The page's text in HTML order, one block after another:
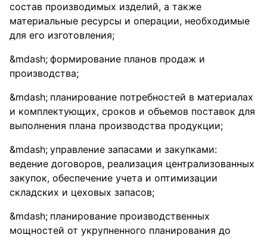
состав производимых изделий, а также
материальные ресурсы и операции, необходимые
для его изготовления;
формирование планов продаж и
производства;
планирование потребностей в материалах
и комплектующих, сроков и объемов поставок для
выполнения плана производства продукции;
управление запасами и закупками:
ведение договоров, реализация централизованных
закупок, обеспечение учета и оптимизации
складских и цеховых запасов;
планирование производственных
мощностей от укрупненного планирования до